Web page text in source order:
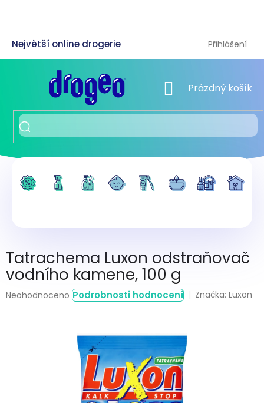
Přihlášení
NÁKUPNÍ KOŠÍK
Prázdný košík
Tatrachema Luxon odstraňovač
vodního kamene, 100 g
Průměrné
Neohodnoceno Podrobnosti hodnocení Značka:Luxon